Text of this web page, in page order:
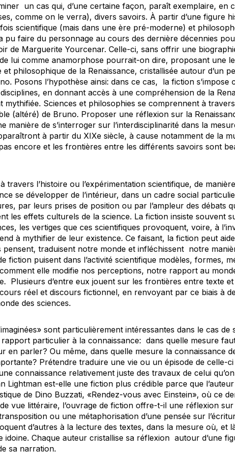
un cas qui, d’une certaine façon, paraît exemplaire, en
comme on le verra), divers savoirs. À partir d’une figure
scientifique (mais dans une ère pré-moderne) et
pu faire du personnage au cours des dernière décennies
de Marguerite Yourcenar. Celle-ci, sans offrir une
lui comme anamorphose pourrait-on dire, proposant une
philosophique de la Renaissance, cristallisée autour d’un
Posons l’hypothèse ainsi: dans ce cas, la fiction s’impose
en donnant accès à une compréhension de la
mythifiée. Sciences et philosophies se comprennent à
(altéré) de Bruno. Proposer une réflexion sur la
manière de s’interroger sur l’interdisciplinarité dans la
à partir du XIXe siècle, à cause notamment de la
encore et les frontières entre les différents savoirs sont
travers l’histoire ou l’expérimentation scientifique, de
se développer de l’intérieur, dans un cadre social
par leurs prises de position ou par l’ampleur des débats
les effets culturels de la science. La fiction insiste souvent
les vertiges que ces scientifiques provoquent, voire, à
à mythifier de leur existence. Ce faisant, la fiction peut
pensent, traduisent notre monde et infléchissent notre
fiction puisent dans l’activité scientifique modèles, formes,
elle modifie nos perceptions, notre rapport au
Plusieurs d’entre eux jouent sur les frontières entre texte
réel et discours fictionnel, en renvoyant par ce biais à
des sciences.
sont particulièrement intéressantes dans le cas de
rapport particulier à la connaissance: dans quelle mesure
en parler? Ou même, dans quelle mesure la connaissance
Prétendre traduire une vie ou un épisode de celle-
connaissance relativement juste des travaux de celui
Lightman est-elle une fiction plus crédible parce que
de Dino Buzzati, «Rendez-vous avec Einstein», où ce
vue littéraire, l’ouvrage de fiction offre-t-il une réflexion
ou une métaphorisation d’une pensée sur
d’autres à la lecture des textes, dans la mesure où, et
idoine. Chaque auteur cristallise sa réflexion autour d’une
sa narration.